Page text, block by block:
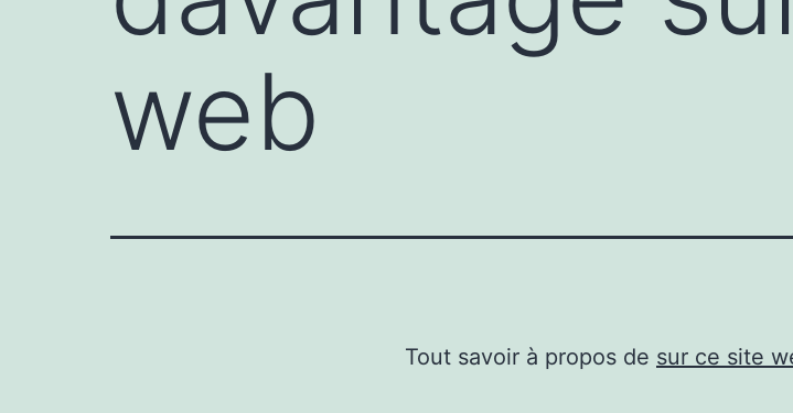
web
Tout savoir à propos de sur ce site